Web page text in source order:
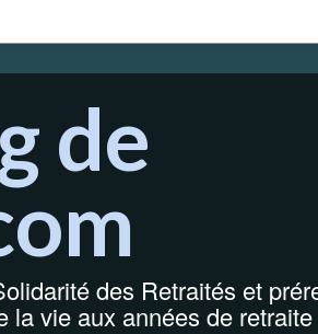
de
des Retraités et
la vie aux années de retraite